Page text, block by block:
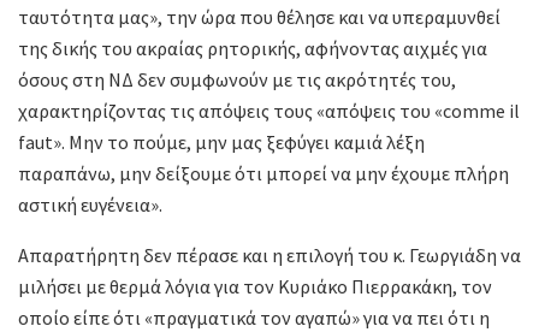
ταυτότητα μας», την ώρα που θέλησε και να υπεραμυνθεί
της δικής του ακραίας ρητορικής, αφήνοντας αιχμές για
όσους στη ΝΔ δεν συμφωνούν με τις ακρότητές του,
χαρακτηρίζοντας τις απόψεις τους «απόψεις του «comme il
faut». Μην το πούμε, μην μας ξεφύγει καμιά λέξη
παραπάνω, μην δείξουμε ότι μπορεί να μην έχουμε πλήρη
αστική ευγένεια».
Απαρατήρητη δεν πέρασε και η επιλογή του κ. Γεωργιάδη να
μιλήσει με θερμά λόγια για τον Κυριάκο Πιερρακάκη, τον
οποίο είπε ότι «πραγματικά τον αγαπώ» για να πει ότι η